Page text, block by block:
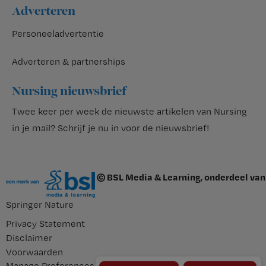
Adverteren
Personeeladvertentie
Adverteren & partnerships
Nursing nieuwsbrief
Twee keer per week de nieuwste artikelen van Nursing
in je mail? Schrijf je nu in voor de nieuwsbrief!
© BSL Media & Learning, onderdeel van
Springer Nature
Privacy Statement
Disclaimer
Voorwaarden